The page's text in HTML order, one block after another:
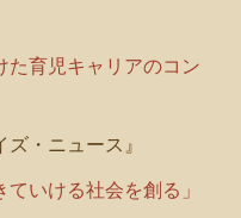
た育児キャリアのコン
・ニュース』
ていける社会を創る」